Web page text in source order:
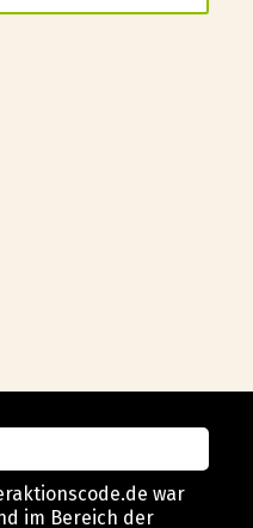
war
im Bereich der